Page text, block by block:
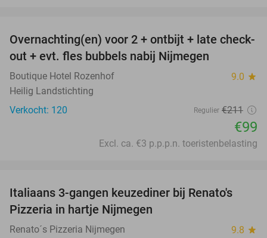
53%
Overnachting(en) voor 2 + ontbijt + late check-
out + evt. fles bubbels nabij Nijmegen
Boutique Hotel Rozenhof 9.0 star
Heilig Landstichting
Verkocht: 120
Regulier €211
€99
Excl. ca. €3 p.p.p.n. toeristenbelasting
31%
Italiaans 3-gangen keuzediner bij Renato's
Pizzeria in hartje Nijmegen
Renato´s Pizzeria Nijmegen 9.8 star